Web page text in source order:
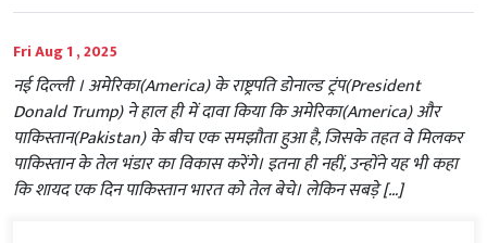
Fri Aug 1 , 2025
नई दिल्‍ली । अमेरिका(America) के राष्ट्रपति डोनाल्ड ट्रंप(President
Donald Trump) ने हाल ही में दावा किया कि अमेरिका(America) और
पाकिस्तान(Pakistan) के बीच एक समझौता हुआ है, जिसके तहत वे मिलकर
पाकिस्तान के तेल भंडार का विकास करेंगे। इतना ही नहीं, उन्होंने यह भी कहा
कि शायद एक दिन पाकिस्तान भारत को तेल बेचे। लेकिन सबड़े […]